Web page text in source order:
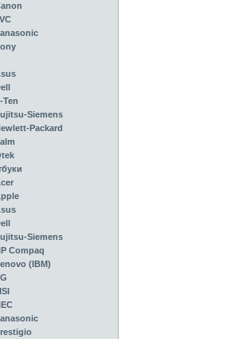
Ten
Siemens
Packard
Siemens
Compaq
(IBM)